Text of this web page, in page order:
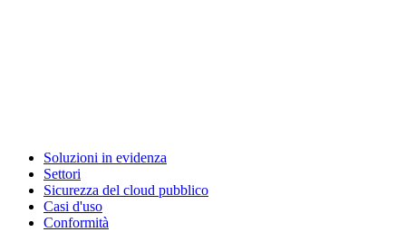
Soluzioni in evidenza
Settori
Sicurezza del cloud pubblico
Casi d'uso
Conformità